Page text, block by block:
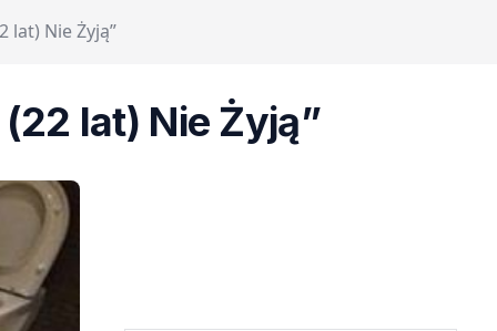
lat) Nie Żyją”
lat) Nie Żyją”